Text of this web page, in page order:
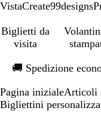
VistaCreate99designs
Biglietti da
visita
🚚 Spedizione
1
Pagina inizialeArticoli
Bigliettini